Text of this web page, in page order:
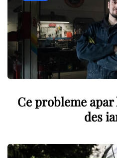
Ce probleme
des